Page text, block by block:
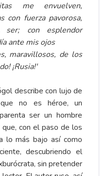
me envuelven,
con fuerza pavorosa,
con esplendor
ante mis ojos
maravillosos, de los
¡Rusia!'
describe con lujo de
no es héroe, un
ser un hombre
con el paso de los
lo más bajo así como
descubriendo el
sin pretender